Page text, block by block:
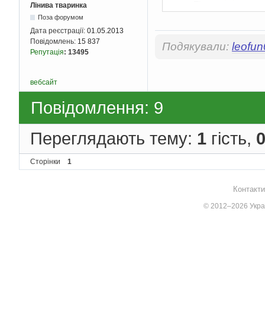
Лінива тваринка
Поза форумом
Дата реєстрації: 01.05.2013
Повідомлень: 15 837
Репутація: 13495 Подякували:
вебсайт
Повідомлення: 9
Переглядають тему: 1 гість, 0
Сторінки 1
© 2012–2026